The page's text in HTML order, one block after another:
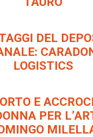
DEL
LOGISTICS
E
PER